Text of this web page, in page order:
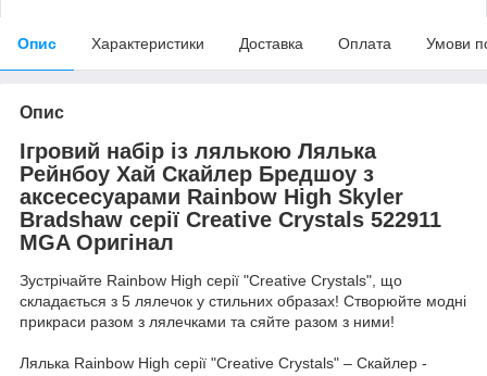
Опис Характеристики Доставка Оплата Умови
Опис
Ігровий набір із лялькою Лялька
Рейнбоу Хай Скайлер Бредшоу з
аксесесуарами Rainbow High Skyler
Bradshaw серії Creative Crystals 522911
MGA Оригінал
Зустрічайте Rainbow High серії "Creative Crystals", що
складається з 5 лялечок у стильних образах! Створюйте модні
прикраси разом з лялечками та сяйте разом з ними!
Лялька Rainbow High серії "Creative Crystals" – Скайлер -